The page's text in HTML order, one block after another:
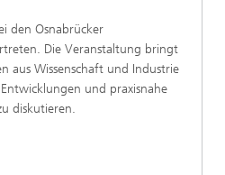
den Osnabrücker
Die Veranstaltung bringt
aus Wissenschaft und Industrie
und praxisnahe
diskutieren.